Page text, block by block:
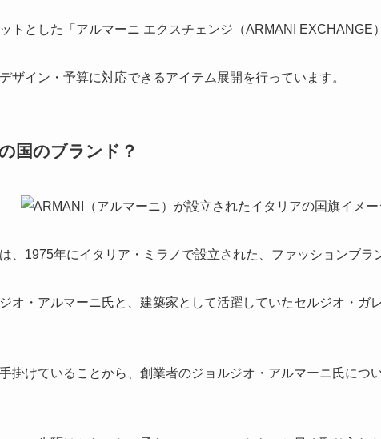
トとした「アルマーニ エクスチェンジ（ARMANI EXCHANGE
ザイン・予算に対応できるアイテム展開を行っています。
国のブランド？
は、1975年にイタリア・ミラノで設立された、ファッションブラ
オ・アルマーニ氏と、建築家として活躍していたセルジオ・ガ
掛けていることから、創業者のジョルジオ・アルマーニ氏につ